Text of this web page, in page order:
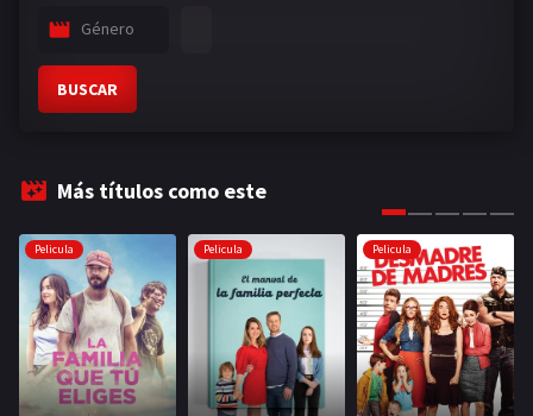
Género
BUSCAR
Más títulos como este
Pelicula Pelicula Pelicula